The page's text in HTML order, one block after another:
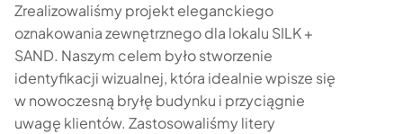
Zrealizowaliśmy projekt eleganckiego
oznakowania zewnętrznego dla lokalu SILK +
SAND. Naszym celem było stworzenie
identyfikacji wizualnej, która idealnie wpisze się
w nowoczesną bryłę budynku i przyciągnie
uwagę klientów. Zastosowaliśmy litery